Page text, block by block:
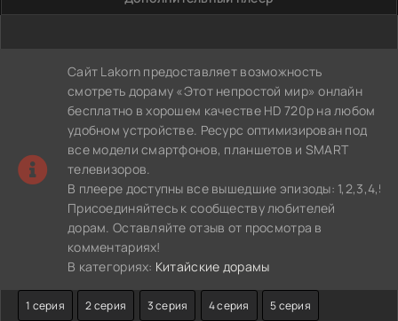
Сайт Lakorn предоставляет возможность
смотреть дораму «Этот непростой мир» онлайн
бесплатно в хорошем качестве HD 720p на любом
удобном устройстве. Ресурс оптимизирован под
все модели смартфонов, планшетов и SMART
телевизоров.
В плеере доступны все вышедшие эпизоды:
Присоединяйтесь к сообществу любителей
дорам. Оставляйте отзыв от просмотра в
комментариях!
В категориях: Китайские дорамы
1 серия 2 серия 3 серия 4 серия 5 серия